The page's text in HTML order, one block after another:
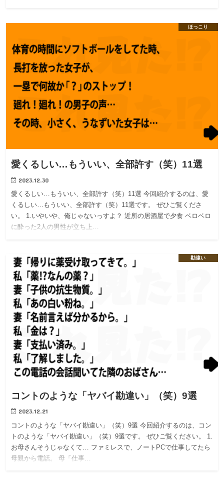
ほっこり
愛くるしい…もういい、全部許す（笑）11選
2023.12.30
愛くるしい…もういい、全部許す（笑）11選 今回紹介するのは、愛
くるしい…もういい、全部許す（笑）11選です。 ぜひご覧くださ
い。 1.いやいや、俺じゃないっすよ？ 近所の居酒屋で夕食 ベロベロ
に酔った2人の男性が立ち上…
勘違い
コントのような「ヤバイ勘違い」（笑）9選
2023.12.21
コントのような「ヤバイ勘違い」（笑）9選 今回紹介するのは、コン
トのような「ヤバイ勘違い」（笑）9選です。 ぜひご覧ください。 1.
お母さんそうじゃなくて… ファミレスで、ノートPCで仕事してたら
母親から電話。 母「仕事…